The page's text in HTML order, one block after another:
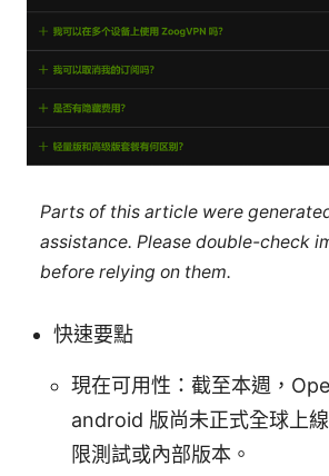
Parts of this article were
assistance. Please double-check
before relying on them.
快速要點
現在可用性：截至本週，
android 版尚未正式全球上
限測試或內部版本。